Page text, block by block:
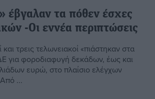
έβγαλαν τα πόθεν έσχες
-Οι εννέα περιπτώσεις
τρεις τελωνειακοί «πιάστηκαν στα
για φοροδιαφυγή δεκάδων, έως και
ευρώ, στο πλαίσιο ελέγχων
...